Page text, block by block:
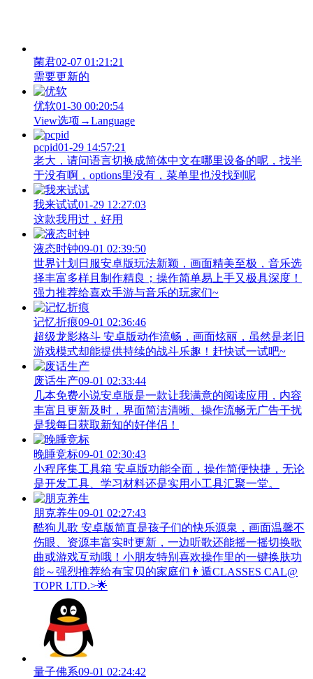
菌君02-07 01:21:21
需要更新的
优软01-30 00:20:54
View‌选项→Language
pcpid01-29 14:57:21
老大，请问语言切换成简体中文在哪里设备的呢，找半
于没有啊，options里没有，菜单里也没找到呢
我来试试01-29 12:27:03
这款我用过，好用
液态时钟09-01 02:39:50
世界计划日服安卓版玩法新颖，画面精美至极，音乐选
择丰富多样且制作精良；操作简单易上手又极具深度！
强力推荐给喜欢手游与音乐的玩家们~
记忆折痕09-01 02:36:46
超级龙影格斗 安卓版动作流畅，画面炫丽，虽然是老旧
游戏模式却能提供持续的战斗乐趣！赶快试一试吧~
废话生产09-01 02:33:44
几本免费小说安卓版是一款让我满意的阅读应用，内容
丰富且更新及时，界面简洁清晰、操作流畅无广告干扰
是我每日获取新知的好伴侣！
晚睡竞标09-01 02:30:43
小程序集工具箱 安卓版功能全面，操作简便快捷，无论
是开发工具、学习材料还是实用小工具汇聚一堂。
朋克养生09-01 02:27:43
酷狗儿歌 安卓版简直是孩子们的快乐源泉，画面温馨不
伤眼、资源丰富实时更新，一边听歌还能摇一摇切换歌
曲或游戏互动哦！小朋友特别喜欢操作里的一键换肤功
能～强烈推荐给有宝贝的家庭们👨‍遁️CLASSES CAL@
TOPR LTD.>🌟
量子佛系09-01 02:24:42